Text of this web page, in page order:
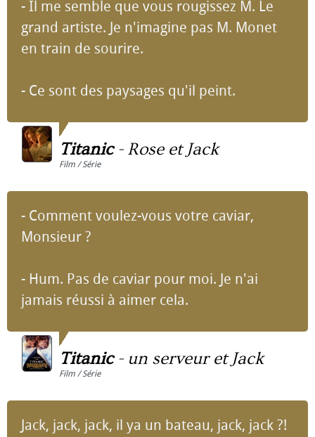
- Il me semble que vous rougissez M. Le
grand artiste. Je n'imagine pas M. Monet
en train de sourire.
- Ce sont des paysages qu'il peint.
Titanic- Rose et Jack
Film / Série
- Comment voulez-vous votre caviar,
Monsieur ?
- Hum. Pas de caviar pour moi. Je n'ai
jamais réussi à aimer cela.
Titanic- un serveur et Jack
Film / Série
Jack, jack, jack, il ya un bateau, jack, jack ?!